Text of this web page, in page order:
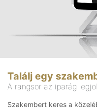
Találj egy
A rangsor az iparág
Szakembert keres a